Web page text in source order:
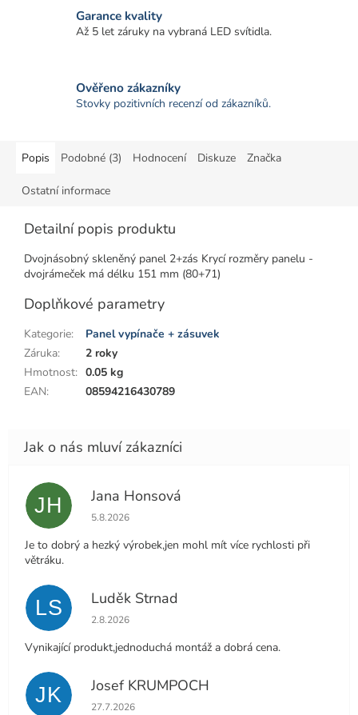
Garance kvality
Až 5 let záruky na vybraná LED svítidla.
Ověřeno zákazníky
Stovky pozitivních recenzí od zákazníků.
Popis Podobné (3) Hodnocení Diskuze Značka
Ostatní informace
Detailní popis produktu
Dvojnásobný skleněný panel 2+zás Krycí rozměry panelu -
dvojrámeček má délku 151 mm (80+71)
Doplňkové parametry
Kategorie:
Panel vypínače + zásuvek
Záruka:
2 roky
Hmotnost: 0.05 kg
EAN: 08594216430789
JH Jana Honsová
Hodnocení obchodu je 5 z 5 hvězdiček.
5.8.2026
Je to dobrý a hezký výrobek,jen mohl mít více rychlosti při
větráku.
LS Luděk Strnad
Hodnocení obchodu je 5 z 5 hvězdiček.
2.8.2026
Vynikající produkt,jednoduchá montáž a dobrá cena.
JK Josef KRUMPOCH
Hodnocení obchodu je 5 z 5 hvězdiček.
27.7.2026